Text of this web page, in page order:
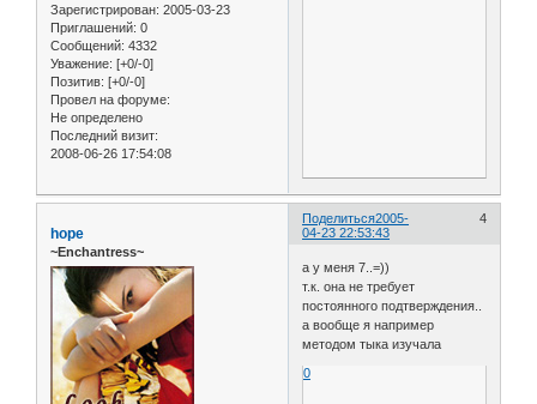
Зарегистрирован: 2005-03-23
Приглашений: 0
Сообщений: 4332
Уважение: [+0/-0]
Позитив: [+0/-0]
Провел на форуме:
Не определено
Последний визит:
2008-06-26 17:54:08
Поделиться 4
2005-
04-23 22:53:43
hope
~Enchantress~
а у меня 7..=))
т.к. она не требует
постоянного подтверждения..
а вообще я например
методом тыка изучала
0